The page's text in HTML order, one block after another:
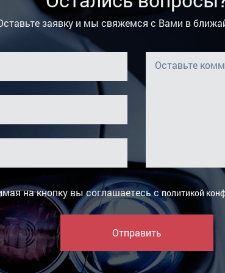
заявку и мы свяжемся с Вами в
на кнопку вы соглашаетесь сполитикой
Отправить